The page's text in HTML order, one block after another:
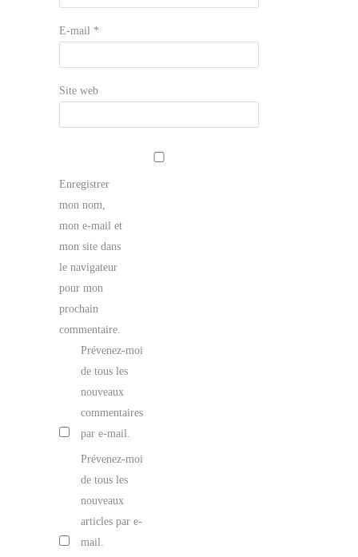
E-mail *
Site web
Enregistrer
mon nom,
mon e-mail et
mon site dans
le navigateur
pour mon
prochain
commentaire.
Prévenez-moi
de tous les
nouveaux
commentaires
par e-mail.
Prévenez-moi
de tous les
nouveaux
articles par e-
mail.